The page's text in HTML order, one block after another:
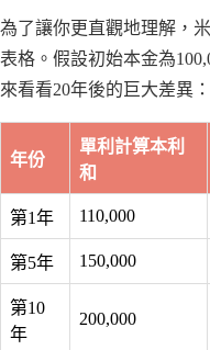
為了讓你更直觀地理解，
表格。假設初始本金為
來看看20年後的巨大差異：
年份
單利計算本利
和
第1年 110,000
第5年 150,000
第10
年
200,000